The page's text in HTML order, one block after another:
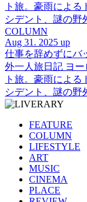
ト旅。豪雨によ
シデント、謎の野
COLUMN
Aug 31. 2025 up
仕事を辞めずにバ
外一人旅日記 ヨ
ト旅。豪雨によ
シデント、謎の野
FEATURE
COLUMN
LIFESTYLE
ART
MUSIC
CINEMA
PLACE